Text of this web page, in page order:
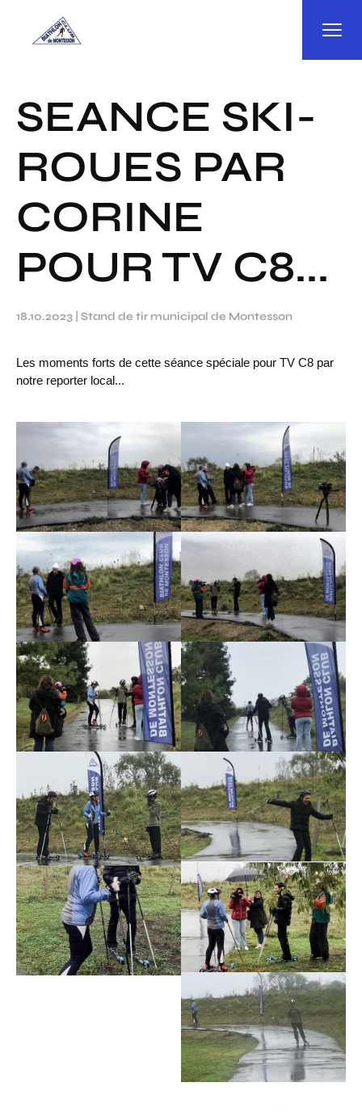
SEANCE SKI-
ROUES PAR
CORINE
POUR TV C8...
18.10.2023 Stand de tir municipal de Montesson
Les moments forts de cette séance spéciale pour TV C8 par
notre reporter local...
Chargement des images en cours...